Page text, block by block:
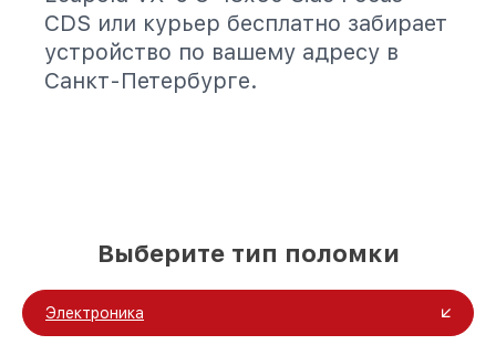
CDS или курьер бесплатно забирает
устройство по вашему адресу в
Санкт-Петербурге.
Выберите тип поломки
Электроника